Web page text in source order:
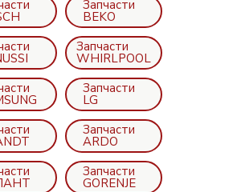
Запчасти
BEKO
Запчасти
WHIRLPOOL
Запчасти
LG
Запчасти
ARDO
Запчасти
GORENJE